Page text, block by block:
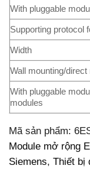
With pluggable
Supporting protocol
Width
Wall mounting/direct
With pluggable
modules
Mã sản phẩm:
Module mở rộng
Siemens, Thiết bị